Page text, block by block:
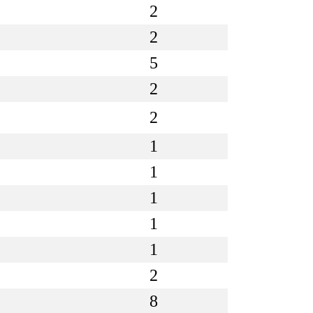
2
2
5
2
2
1
1
1
1
1
2
8